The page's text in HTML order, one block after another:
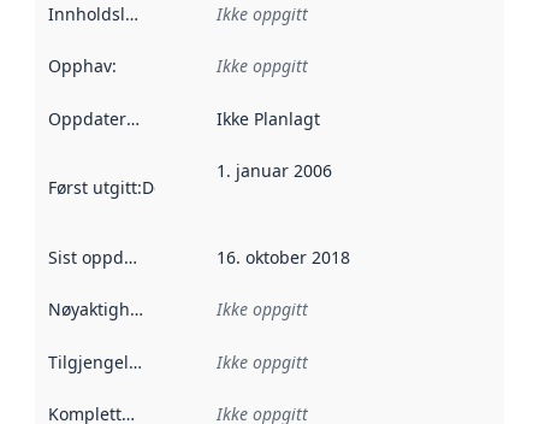
Innholdsleverandører :
Ikke oppgitt
Opphav: Ikke oppgitt
Oppdateringsfrekvens :
Ikke Planlagt
Først utgitt:Denne datoen sier når dataene i dette
1. januar 2006
Sist oppdatert 16. oktober 2018
Nøyaktighet Ikke oppgitt
Tilgjengelighet Ikke oppgitt
Kompletthet Ikke oppgitt